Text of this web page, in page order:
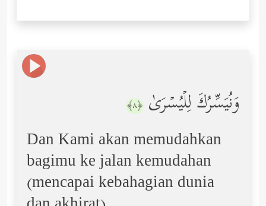
وَنُیَسِّرُكَ لِلۡیُسۡرَىٰ ﴿٨﴾
Dan Kami akan memudahkan
bagimu ke jalan kemudahan
(mencapai kebahagian dunia